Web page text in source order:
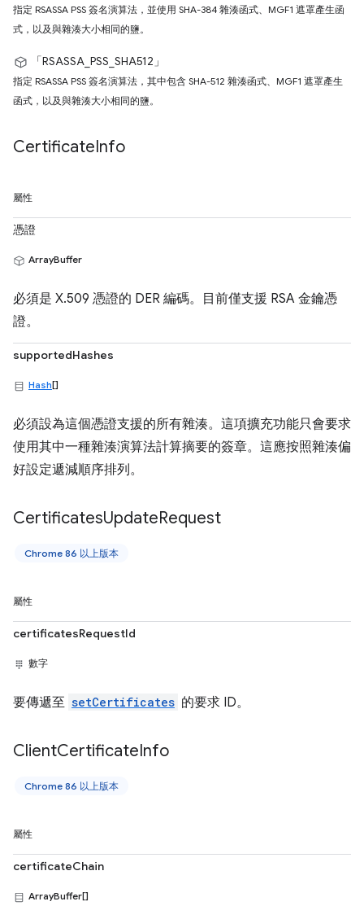
指定 RSASSA PSS 簽名演算法，並使用 SHA-384 雜湊函式、MGF1 遮罩產生函
式，以及與雜湊大小相同的鹽。
「RSASSA_PSS_SHA512」
指定 RSASSA PSS 簽名演算法，其中包含 SHA-512 雜湊函式、MGF1 遮罩產生
函式，以及與雜湊大小相同的鹽。
CertificateInfo
屬性
憑證
ArrayBuffer
必須是 X.509 憑證的 DER 編碼。目前僅支援 RSA 金鑰憑
證。
supportedHashes
Hash[]
必須設為這個憑證支援的所有雜湊。這項擴充功能只會要求
使用其中一種雜湊演算法計算摘要的簽章。這應按照雜湊偏
好設定遞減順序排列。
CertificatesUpdateRequest
Chrome 86 以上版本
屬性
certificatesRequestId
數字
要傳遞至 setCertificates 的要求 ID。
ClientCertificateInfo
Chrome 86 以上版本
屬性
certificateChain
ArrayBuffer[]